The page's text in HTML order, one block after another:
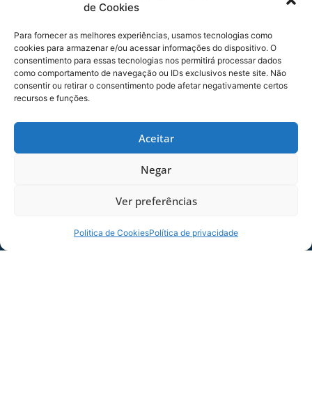
de Cookies
Para fornecer as melhores experiências, usamos tecnologias como
cookies para armazenar e/ou acessar informações do dispositivo. O
consentimento para essas tecnologias nos permitirá processar dados
como comportamento de navegação ou IDs exclusivos neste site. Não
consentir ou retirar o consentimento pode afetar negativamente certos
recursos e funções.
Aceitar
Negar
Ver preferências
Politica de CookiesPolítica de privacidade
Com a vitória o Leão da Ilha chegou a 15 pontos
e está na 14ª colocação, atualmente está a sete
pontos do G4 na competição. Nesta quinta-feira
(30) o Avaí retorna aos trabalhos no período da
tarde, às 15h30. O atendimento à imprensa
ocorrerá às 15h, na sala de imprensa, Dr. Tullo
Ouça a coletiva do atacante Romulo: